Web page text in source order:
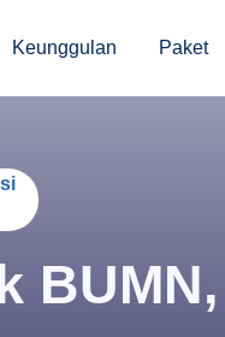
Keunggulan Paket